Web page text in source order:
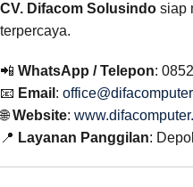
CV. Difacom Solusindo siap
terpercaya.
📲 WhatsApp / Telepon:
📧 Email :
🌐Website:
📍 Layanan Panggilan: